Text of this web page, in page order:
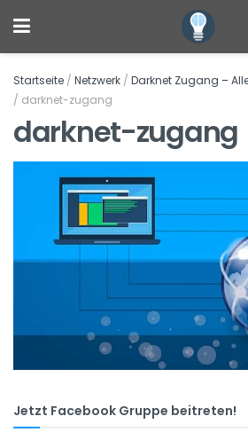
Startseite / Netzwerk / Darknet Zugang –
/ darknet-zugang
darknet-zugang
Jetzt Facebook Gruppe beitreten!